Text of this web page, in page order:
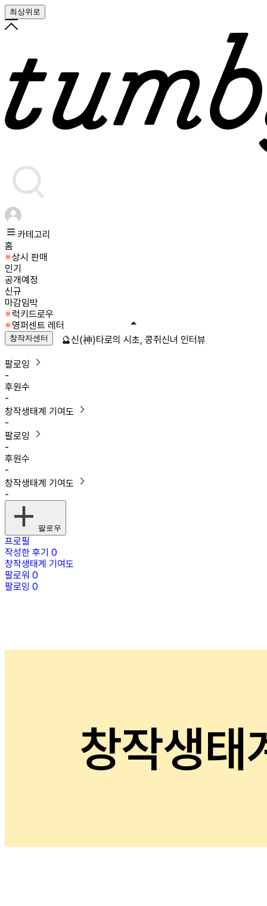
최상위로
카테고리
홈
상시 판매
인기
공개예정
신규
마감임박
럭키드로우
영퍼센트 레터
창작자센터
팔로잉
-
후원수
-
창작생태계 기여도
-
팔로잉
-
후원수
-
창작생태계 기여도
-
팔로우
프로필
작성한 후기 0
창작생태계 기여도
팔로워 0
팔로잉 0
🔮신(神)타로의 시초, 콩쥐신녀 인터뷰